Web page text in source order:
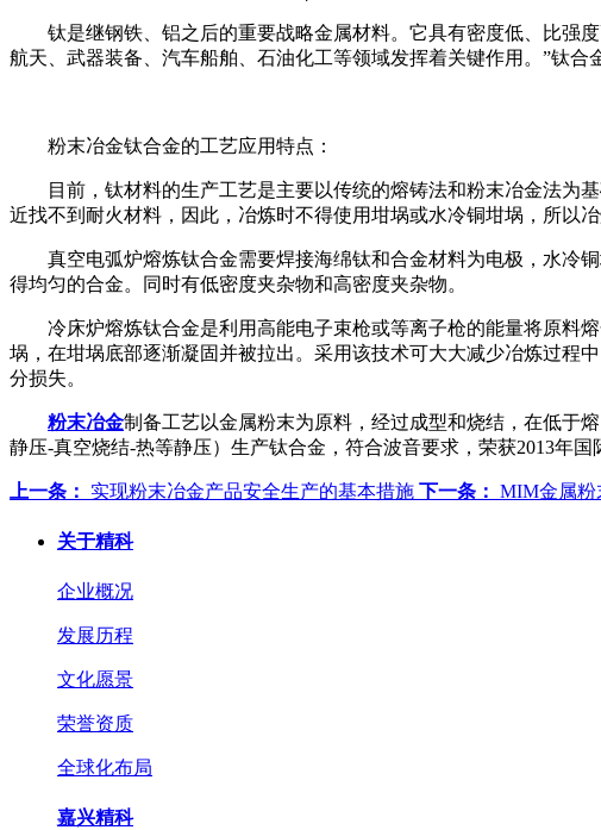
钛是继钢铁、铝之后的重要战略金属材料。它具有密度低、比强
航天、武器装备、汽车船舶、石油化工等领域发挥着关键作用。”钛合
粉末冶金钛合金的工艺应用特点：
目前，钛材料的生产工艺是主要以传统的熔铸法和粉末冶金法为
近找不到耐火材料，因此，冶炼时不得使用坩埚或水冷铜坩埚，所以
真空电弧炉熔炼钛合金需要焊接海绵钛和合金材料为电极，水冷
得均匀的合金。同时有低密度夹杂物和高密度夹杂物。
冷床炉熔炼钛合金是利用高能电子束枪或等离子枪的能量将原料
埚，在坩埚底部逐渐凝固并被拉出。采用该技术可大大减少冶炼过程
分损失。
粉末冶金制备工艺以金属粉末为原料，经过成型和烧结，在低于
静压-真空烧结-热等静压）生产钛合金，符合波音要求，荣获2013年
上一条： 实现粉末冶金产品安全生产的基本措施 下一条： MIM金属粉
关于精科
企业概况
发展历程
文化愿景
荣誉资质
全球化布局
嘉兴精科